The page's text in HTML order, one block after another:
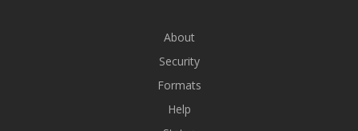
About
Security
Formats
Help